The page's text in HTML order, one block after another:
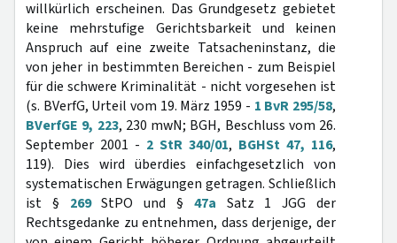
willkürlich erscheinen. Das Grundgesetz gebietet
keine mehrstufige Gerichtsbarkeit und keinen
Anspruch auf eine zweite Tatsacheninstanz, die
von jeher in bestimmten Bereichen - zum Beispiel
für die schwere Kriminalität - nicht vorgesehen ist
(s. BVerfG, Urteil vom 19. März 1959 - 1 BvR 295/58,
BVerfGE 9, 223, 230 mwN; BGH, Beschluss vom 26.
September 2001 - 2 StR 340/01, BGHSt 47, 116,
119). Dies wird überdies einfachgesetzlich von
systematischen Erwägungen getragen. Schließlich
ist § 269StPO und § 47a Satz 1 JGG der
Rechtsgedanke zu entnehmen, dass derjenige, der